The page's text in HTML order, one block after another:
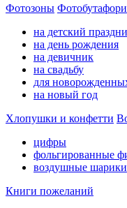
Фотозоны
на детский
на день рождения
на девичник
на свадьбу
для
на новый год
Хлопушки и конфетти
цифры
фольгированные
воздушные шарики
Книги пожеланий